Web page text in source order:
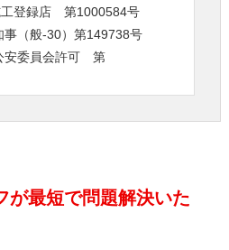
工登録店 第1000584号
事（般-30）第149738号
安委員会許可 第
が最短で問題解決いた